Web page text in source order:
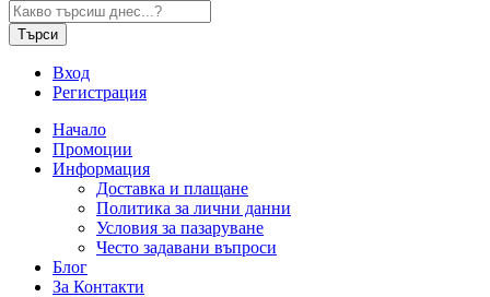
Търси
Вход
Регистрация
Начало
Промоции
Информация
Доставка и плащане
Политика за лични данни
Условия за пазаруване
Често задавани въпроси
Блог
За Контакти